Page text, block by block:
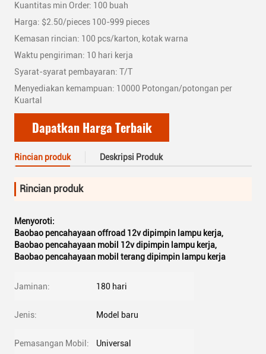
Kuantitas min Order: 100 buah
Harga: $2.50/pieces 100-999 pieces
Kemasan rincian: 100 pcs/karton, kotak warna
Waktu pengiriman: 10 hari kerja
Syarat-syarat pembayaran: T/T
Menyediakan kemampuan: 10000 Potongan/potongan per
Kuartal
Dapatkan Harga Terbaik
Rincian produk Deskripsi Produk
Rincian produk
Menyoroti:
Baobao pencahayaan offroad 12v dipimpin lampu kerja,
Baobao pencahayaan mobil 12v dipimpin lampu kerja,
Baobao pencahayaan mobil terang dipimpin lampu kerja
Jaminan: 180 hari
Jenis: Model baru
Pemasangan Mobil: Universal